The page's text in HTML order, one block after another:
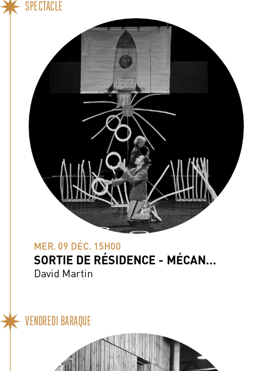
SPECTACLE
MER. 09 DÉC. 15H00
SORTIE DE RÉSIDENCE - MÉCAN...
David Martin
VENDREDI BARAQUE